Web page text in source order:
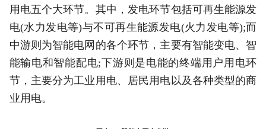
用电五个大环节。其中，发电环节包括可再生能源发
电(水力发电等)与不可再生能源发电(火力发电等);而
中游则为智能电网的各个环节，主要有智能变电、智
能输电和智能配电;下游则是电能的终端用户用电环
节，主要分为工业用电、居民用电以及各种类型的商
业用电。